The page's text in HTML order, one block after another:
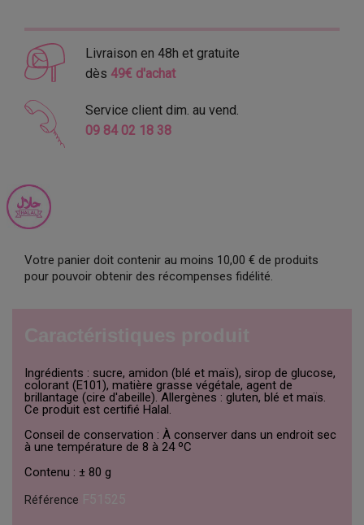
Livraison en 48h et gratuite
dès 49€ d'achat
Service client dim. au vend.
09 84 02 18 38
Votre panier doit contenir au moins 10,00 € de produits
pour pouvoir obtenir des récompenses fidélité.
Ingrédients : sucre, amidon (blé et maïs), sirop de glucose,
colorant (E101), matière grasse végétale, agent de
brillantage (cire d'abeille). Allergènes : gluten, blé et maïs.
Ce produit est certifié Halal.
Conseil de conservation : À conserver dans un endroit sec
à une température de 8 à 24 ºC
Contenu : ± 80 g
Référence